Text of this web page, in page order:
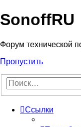
SonoffRU
Форум технической
Пропустить
Ссылки